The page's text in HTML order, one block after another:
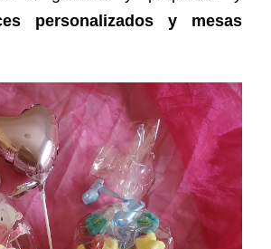
personalizados y mesas